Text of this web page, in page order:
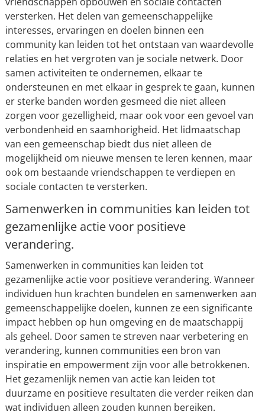
versterken. Het delen van gemeenschappelijke
interesses, ervaringen en doelen binnen een
community kan leiden tot het ontstaan van waardevolle
relaties en het vergroten van je sociale netwerk. Door
samen activiteiten te ondernemen, elkaar te
ondersteunen en met elkaar in gesprek te gaan, kunnen
er sterke banden worden gesmeed die niet alleen
zorgen voor gezelligheid, maar ook voor een gevoel van
verbondenheid en saamhorigheid. Het lidmaatschap
van een gemeenschap biedt dus niet alleen de
mogelijkheid om nieuwe mensen te leren kennen, maar
ook om bestaande vriendschappen te verdiepen en
sociale contacten te versterken.
Samenwerken in communities kan leiden tot
gezamenlijke actie voor positieve
verandering.
Samenwerken in communities kan leiden tot
gezamenlijke actie voor positieve verandering. Wanneer
individuen hun krachten bundelen en samenwerken aan
gemeenschappelijke doelen, kunnen ze een significante
impact hebben op hun omgeving en de maatschappij
als geheel. Door samen te streven naar verbetering en
verandering, kunnen communities een bron van
inspiratie en empowerment zijn voor alle betrokkenen.
Het gezamenlijk nemen van actie kan leiden tot
duurzame en positieve resultaten die verder reiken dan
wat individuen alleen zouden kunnen bereiken.